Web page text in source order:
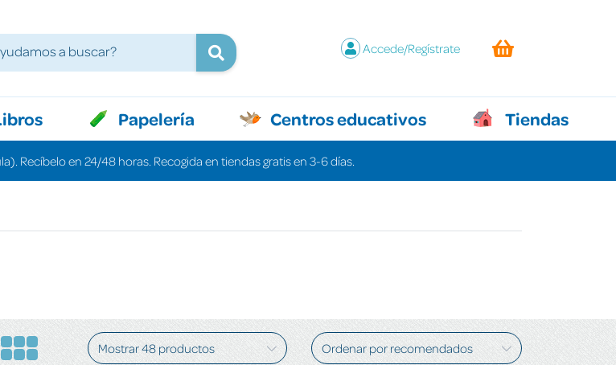
Accede/Regístrate
Papelería Centros educativos Tiendas
Recíbelo en 24/48 horas. Recogida en tiendas gratis en 3-6 días.